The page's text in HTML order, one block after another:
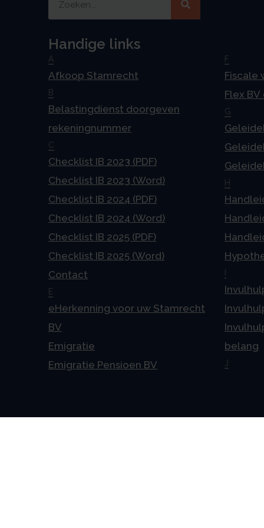
Handige links
A
Afkoop Stamrecht
B
Belastingdienst doorgeven
rekeningnummer
C
Checklist IB 2023 (PDF)
Checklist IB 2023 (Word)
Checklist IB 2024 (PDF)
Checklist IB 2024 (Word)
Checklist IB 2025 (PDF)
Checklist IB 2025 (Word)
Contact
E
eHerkenning voor uw Stamrecht
BV
Emigratie
Emigratie Pensioen BV
F
Fiscale
Flex
G
H
belang